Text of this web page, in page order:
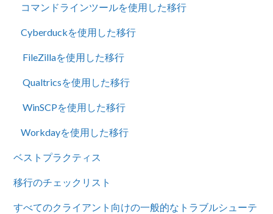
コマンドラインツールを使用した移行
Cyberduckを使用した移行
FileZillaを使用した移行
Qualtricsを使用した移行
WinSCPを使用した移行
Workdayを使用した移行
ベストプラクティス
移行のチェックリスト
すべてのクライアント向けの一般的なトラブルシューテ